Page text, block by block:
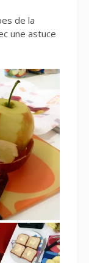
de la
une astuce